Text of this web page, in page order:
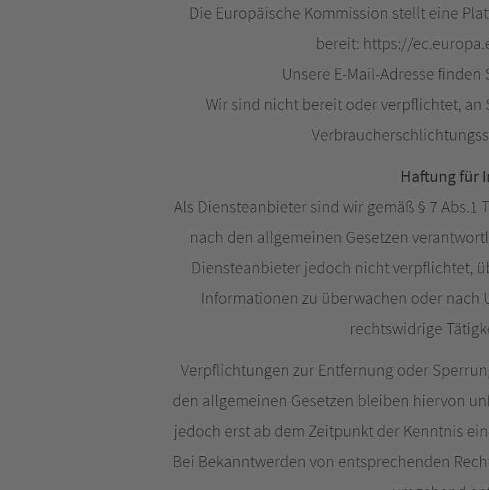
Die Europäische Kommission stellt eine
bereit: https://
Unsere E-Mail-Adresse
Wir sind nicht bereit oder verpflichtet,
Haftung für
Als Diensteanbieter sind wir gemäß § 7 Abs.1
nach den allgemeinen Gesetzen
Diensteanbieter jedoch nicht verpflichtet,
Informationen zu überwachen oder nach
rechtswidrige
Verpflichtungen zur Entfernung oder
den allgemeinen Gesetzen bleiben hiervon
jedoch erst ab dem Zeitpunkt der Kenntnis
Bei Bekanntwerden von entsprechenden